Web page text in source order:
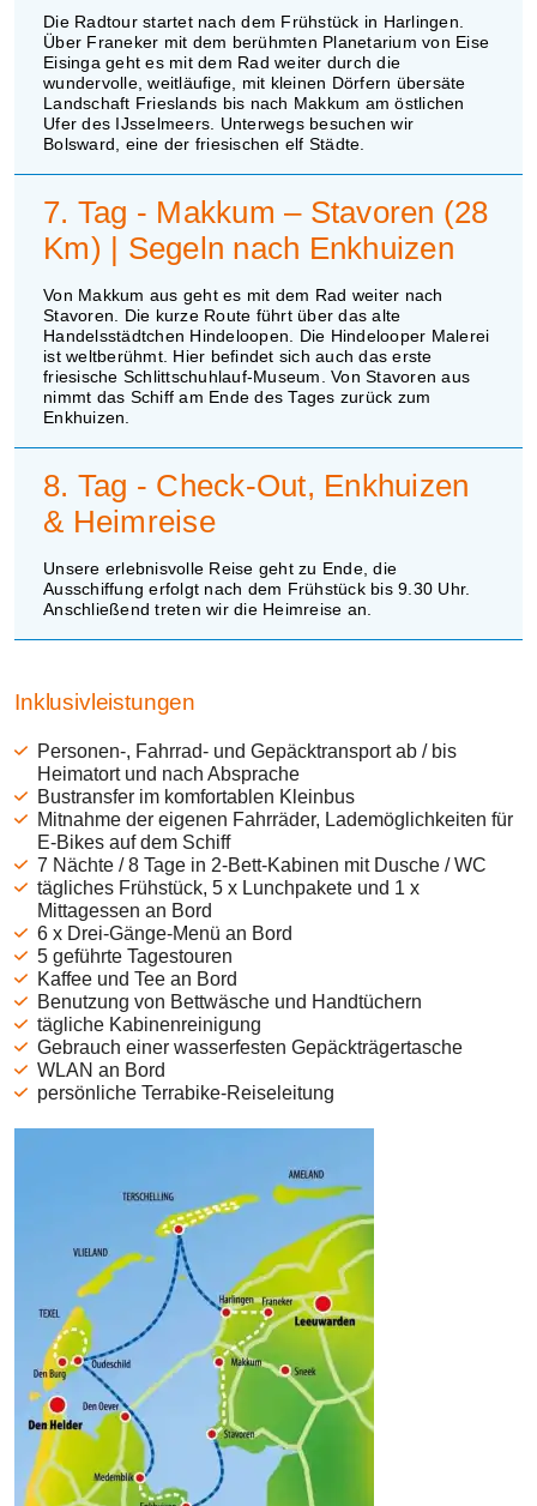
Die Radtour startet nach dem Frühstück in Harlingen.
Über Franeker mit dem berühmten Planetarium von Eise
Eisinga geht es mit dem Rad weiter durch die
wundervolle, weitläufige, mit kleinen Dörfern übersäte
Landschaft Frieslands bis nach Makkum am östlichen
Ufer des IJsselmeers. Unterwegs besuchen wir
Bolsward, eine der friesischen elf Städte.
7. Tag - Makkum – Stavoren (28
Km) | Segeln nach Enkhuizen
Von Makkum aus geht es mit dem Rad weiter nach
Stavoren. Die kurze Route führt über das alte
Handelsstädtchen Hindeloopen. Die Hindelooper Malerei
ist weltberühmt. Hier befindet sich auch das erste
friesische Schlittschuhlauf-Museum. Von Stavoren aus
nimmt das Schiff am Ende des Tages zurück zum
Enkhuizen.
8. Tag - Check-Out, Enkhuizen
& Heimreise
Unsere erlebnisvolle Reise geht zu Ende, die
Ausschiffung erfolgt nach dem Frühstück bis 9.30 Uhr.
Anschließend treten wir die Heimreise an.
Inklusivleistungen
Personen-, Fahrrad- und Gepäcktransport ab / bis
Heimatort und nach Absprache
Bustransfer im komfortablen Kleinbus
Mitnahme der eigenen Fahrräder, Lademöglichkeiten für
E-Bikes auf dem Schiff
7 Nächte / 8 Tage in 2-Bett-Kabinen mit Dusche / WC
tägliches Frühstück, 5 x Lunchpakete und 1 x
Mittagessen an Bord
6 x Drei-Gänge-Menü an Bord
5 geführte Tagestouren
Kaffee und Tee an Bord
Benutzung von Bettwäsche und Handtüchern
tägliche Kabinenreinigung
Gebrauch einer wasserfesten Gepäckträgertasche
WLAN an Bord
persönliche Terrabike-Reiseleitung